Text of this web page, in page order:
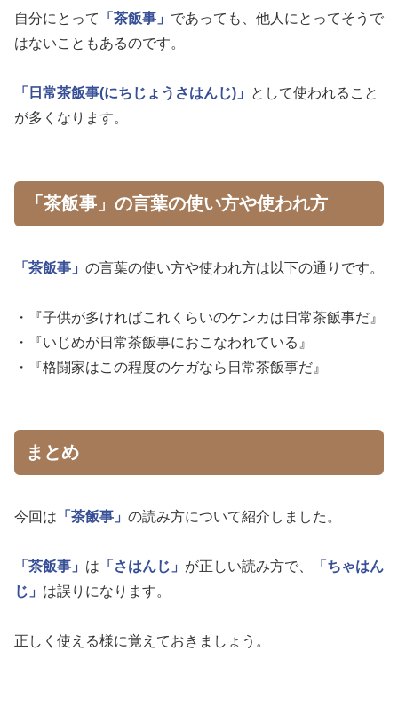
自分にとって 「茶飯事」 であっても、他人にとってそうで
はないこともあるのです。
「日常茶飯事(にちじょうさはんじ)」
として使われること
が多くなります。
「茶飯事」の言葉の使い方や使われ方
「茶飯事」 の言葉の使い方や使われ方は以下の通りです。
・『子供が多ければこれくらいのケンカは日常茶飯事だ』
・『いじめが日常茶飯事におこなわれている』
・『格闘家はこの程度のケガなら日常茶飯事だ』
まとめ
今回は 「茶飯事」 の読み方について紹介しました。
「茶飯事」 は 「さはんじ」 が正しい読み方で、
「ちゃはん
じ」 は誤りになります。
正しく使える様に覚えておきましょう。